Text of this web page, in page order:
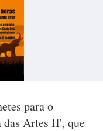
para o
Artes II', que